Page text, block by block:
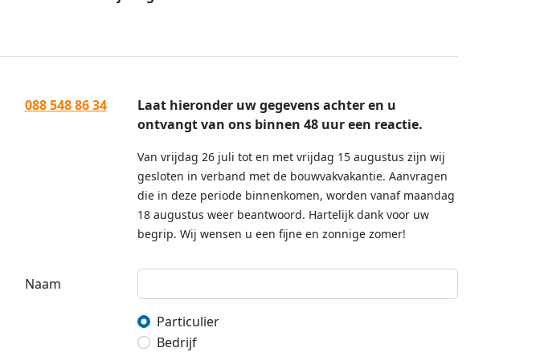
088 548 86 34
Laat hieronder uw gegevens achter en u
ontvangt van ons binnen 48 uur een reactie.
Van vrijdag 26 juli tot en met vrijdag 15 augustus zijn wij
gesloten in verband met de bouwvakvakantie. Aanvragen
die in deze periode binnenkomen, worden vanaf maandag
18 augustus weer beantwoord. Hartelijk dank voor uw
begrip. Wij wensen u een fijne en zonnige zomer!
Naam
Particulier
Bedrijf